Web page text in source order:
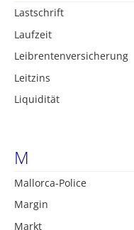
Lastschrift
Laufzeit
Leibrentenversicherung
Leitzins
Liquidität
M
Mallorca-Police
Margin
Markt